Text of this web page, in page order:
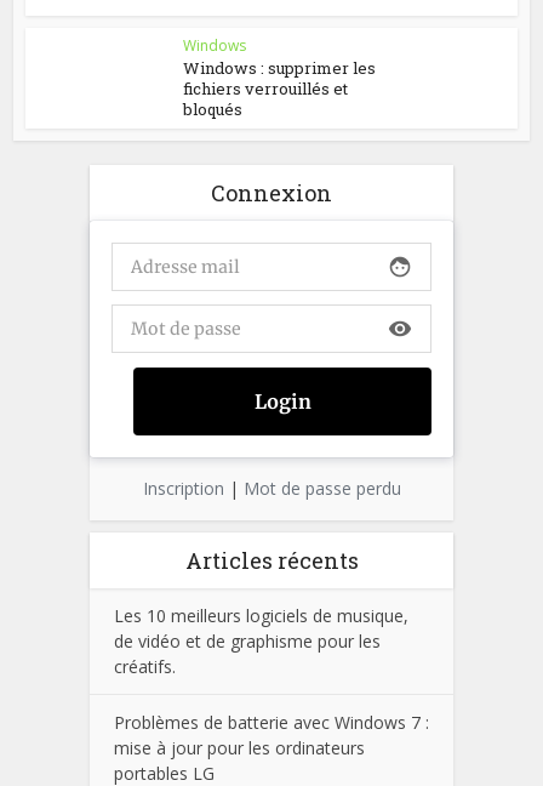
Windows
Windows : supprimer les
fichiers verrouillés et
bloqués
Connexion
face
visibility
Inscription | Mot de passe perdu
Articles récents
Les 10 meilleurs logiciels de musique,
de vidéo et de graphisme pour les
créatifs.
Problèmes de batterie avec Windows 7 :
mise à jour pour les ordinateurs
portables LG